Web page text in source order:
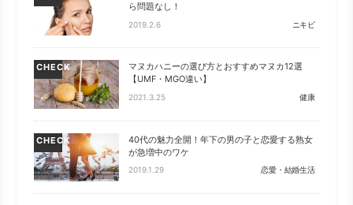
ら問題なし！
2019.2.6 ニキビ
CHECK
マヌカハニーの選び方とおすすめマヌカ12選
【UMF・MGO違い】
2021.3.25 健康
CHECK
40代の魅力全開！年下の男の子と恋愛する熟女
が急増中のワケ
2019.1.29 恋愛・結婚生活